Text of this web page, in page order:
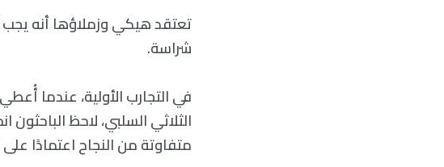
شراسة.
في التجارب الأولية، عندما
الثلاثي السلبي، لاحظ
متفاوتة من النجاح اعتمادًا على